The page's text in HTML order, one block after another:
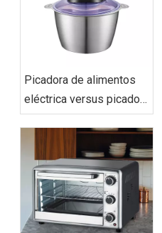
Picadora de alimentos
eléctrica versus picadora
manual: ¿cuál es la
adecuada para usted?